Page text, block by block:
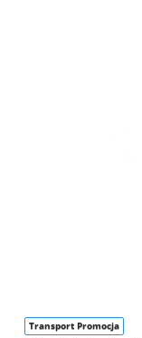
Transport Promocja